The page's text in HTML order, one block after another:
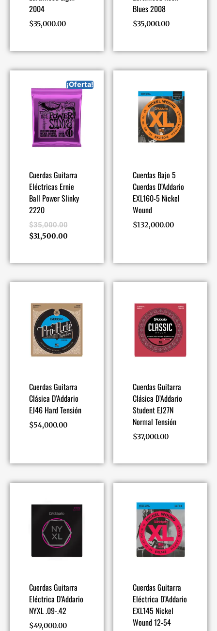
2004
$35,000.00
Blues 2008
$35,000.00
¡Oferta!
Cuerdas Guitarra
Eléctricas Ernie
Ball Power Slinky
2220
$35,000.00
$31,500.00
Cuerdas Bajo 5
Cuerdas D’Addario
EXL160-5 Nickel
Wound
$132,000.00
Cuerdas Guitarra
Clásica D’Addario
EJ46 Hard Tensión
$54,000.00
Cuerdas Guitarra
Clásica D’Addario
Student EJ27N
Normal Tensión
$37,000.00
Cuerdas Guitarra
Eléctrica D’Addario
NYXL .09-.42
$49,000.00
Cuerdas Guitarra
Eléctrica D’Addario
EXL145 Nickel
Wound 12-54